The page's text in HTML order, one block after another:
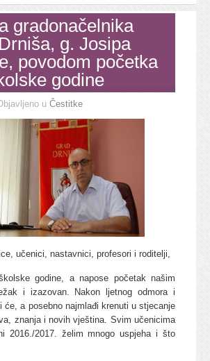
gradonačelnika
g. Josipa
povodom početka
godine
u Čestitke
učenici, nastavnici, profesori i roditelji,
godine, a napose početak našim
i izazovan. Nakon ljetnog odmora i
će, a posebno najmlađi krenuti u stjecanje
znanja i novih vještina. Svim učenicima
2016./2017. želim mnogo uspjeha i što